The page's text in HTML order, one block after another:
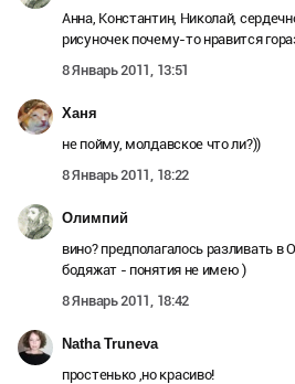
Анна, Константин, Николай,
рисуночек почему-то нравится
8 Январь 2011, 13:51
Ханя
не пойму, молдавское что ли?))
8 Январь 2011, 18:22
Олимпий
вино? предполагалось разливать в
бодяжат - понятия не имею )
8 Январь 2011, 18:42
Natha Truneva
простенько ,но красиво!